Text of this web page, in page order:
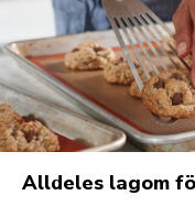
Alldeles lagom